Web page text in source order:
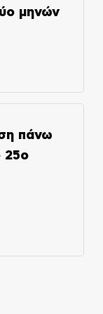
μηνών
πάνω
25ο